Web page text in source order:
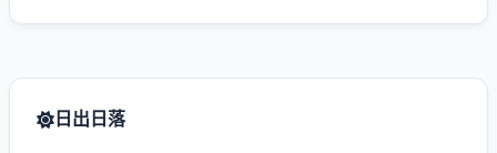
日出日落